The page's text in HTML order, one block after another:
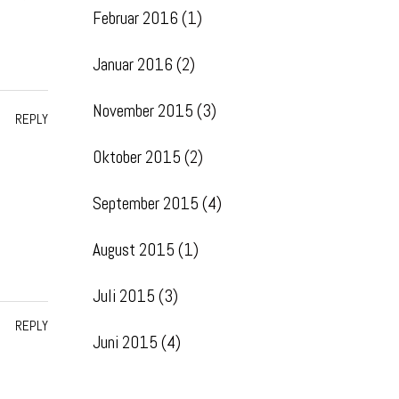
REPLY
REPLY
Februar 2016 (1)
Januar 2016 (2)
November 2015 (3)
Oktober 2015 (2)
September 2015 (4)
August 2015 (1)
Juli 2015 (3)
Juni 2015 (4)